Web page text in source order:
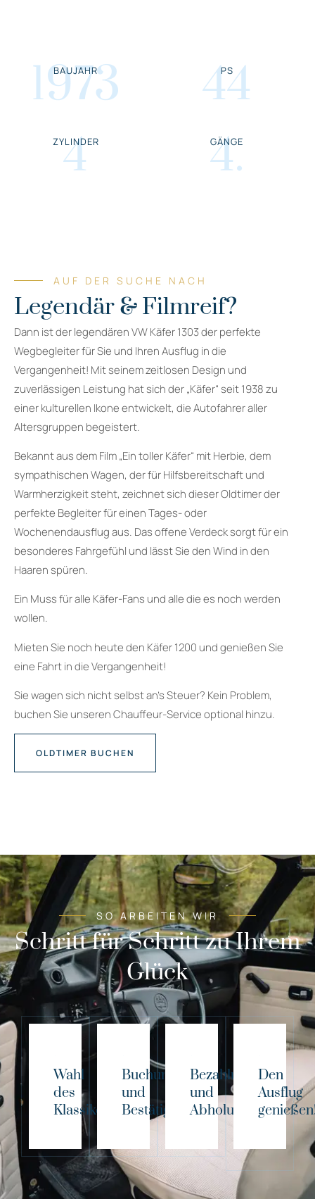
1973
BAUJAHR 44
PS
4
ZYLINDER 4.
GÄNGE
AUF DER SUCHE NACH
Legendär & Filmreif?
Dann ist der legendären VW Käfer 1303 der perfekte
Wegbegleiter für Sie und Ihren Ausflug in die
Vergangenheit! Mit seinem zeitlosen Design und
zuverlässigen Leistung hat sich der „Käfer“ seit 1938 zu
einer kulturellen Ikone entwickelt, die Autofahrer aller
Altersgruppen begeistert.
Bekannt aus dem Film „Ein toller Käfer“ mit Herbie, dem
sympathischen Wagen, der für Hilfsbereitschaft und
Warmherzigkeit steht, zeichnet sich dieser Oldtimer der
perfekte Begleiter für einen Tages- oder
Wochenendausflug aus. Das offene Verdeck sorgt für ein
besonderes Fahrgefühl und lässt Sie den Wind in den
Haaren spüren.
Ein Muss für alle Käfer-Fans und alle die es noch werden
wollen.
Mieten Sie noch heute den Käfer 1200 und genießen Sie
eine Fahrt in die Vergangenheit!
Sie wagen sich nicht selbst an’s Steuer? Kein Problem,
buchen Sie unseren Chauffeur-Service optional hinzu.
OLDTIMER BUCHEN
SO ARBEITEN WIR
Schritt für Schritt zu Ihrem
Glück
Wahl
des
Klassikers!
Buchung
und
Bestätigung
Bezahlung
und
Abholung
Den
Ausflug